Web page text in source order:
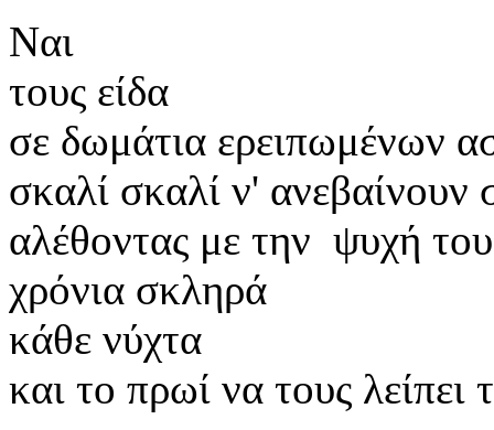
Ναι
τους είδα
σε δωμάτια ερειπωμένων
σκαλί σκαλί ν' ανεβαίνουν
αλέθοντας με την ψυχή
χρόνια σκληρά
κάθε νύχτα
και το πρωί να τους